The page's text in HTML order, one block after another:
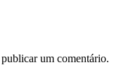
publicar um comentário.